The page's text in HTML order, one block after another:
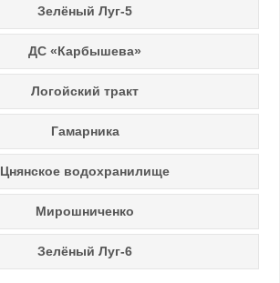
Зелёный Луг-5
ДС «Карбышева»
Логойский тракт
Гамарника
Цнянское водохранилище
Мирошниченко
Зелёный Луг-6